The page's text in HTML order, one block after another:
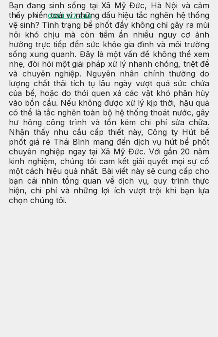
0358 177 444
Bạn đang sinh sống tại Xã Mỹ Đức, Hà Nội và cảm
thấy phiền toái vì những dấu hiệu tắc nghẽn hệ thống
vệ sinh? Tình trạng bể phốt đầy không chỉ gây ra mùi
hôi khó chịu mà còn tiềm ẩn nhiều nguy cơ ảnh
hưởng trực tiếp đến sức khỏe gia đình và môi trường
sống xung quanh. Đây là một vấn đề không thể xem
nhẹ, đòi hỏi một giải pháp xử lý nhanh chóng, triệt để
và chuyên nghiệp. Nguyên nhân chính thường do
lượng chất thải tích tụ lâu ngày vượt quá sức chứa
của bể, hoặc do thói quen xả các vật khó phân hủy
vào bồn cầu. Nếu không được xử lý kịp thời, hậu quả
có thể là tắc nghẽn toàn bộ hệ thống thoát nước, gây
hư hỏng công trình và tốn kém chi phí sửa chữa.
Nhận thấy nhu cầu cấp thiết này, Công ty Hút bể
phốt giá rẻ Thái Bình mang đến dịch vụ hút bể phốt
chuyên nghiệp ngay tại Xã Mỹ Đức. Với gần 20 năm
kinh nghiệm, chúng tôi cam kết giải quyết mọi sự cố
một cách hiệu quả nhất. Bài viết này sẽ cung cấp cho
bạn cái nhìn tổng quan về dịch vụ, quy trình thực
hiện, chi phí và những lợi ích vượt trội khi bạn lựa
chọn chúng tôi.